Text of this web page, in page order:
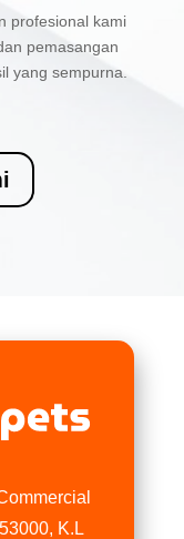
profesional kami
pemasangan
yang sempurna.
K.L